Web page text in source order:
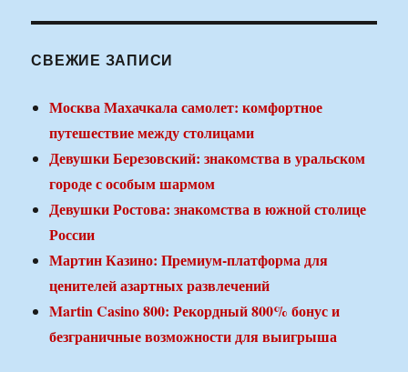
СВЕЖИЕ ЗАПИСИ
Москва Махачкала самолет: комфортное
путешествие между столицами
Девушки Березовский: знакомства в уральском
городе с особым шармом
Девушки Ростова: знакомства в южной столице
России
Мартин Казино: Премиум-платформа для
ценителей азартных развлечений
Martin Casino 800: Рекордный 800% бонус и
безграничные возможности для выигрыша